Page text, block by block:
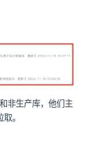
非生产库，他们主
。